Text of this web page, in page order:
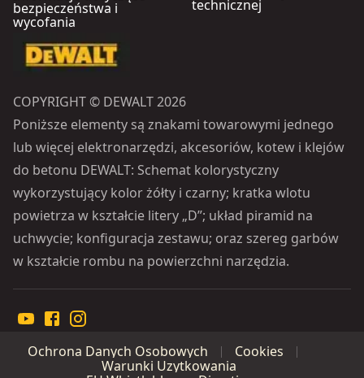
bezpieczeństwa i
wycofania
technicznej
COPYRIGHT © DEWALT 2026
Poniższe elementy są znakami towarowymi jednego
lub więcej elektronarzędzi, akcesoriów, kotew i klejów
do betonu DEWALT: Schemat kolorystyczny
wykorzystujący kolor żółty i czarny; kratka wlotu
powietrza w kształcie litery „D”; układ piramid na
uchwycie; konfiguracja zestawu; oraz szereg garbów
w kształcie rombu na powierzchni narzędzia.
Ochrona Danych Osobowych
Cookies
Warunki Uzytkowania